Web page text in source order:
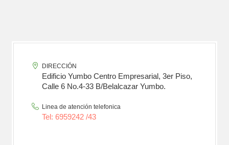
DIRECCIÓN
Edificio Yumbo Centro Empresarial, 3er Piso,
Calle 6 No.4-33 B/Belalcazar Yumbo.
Linea de atención telefonica
Tel: 6959242 /43